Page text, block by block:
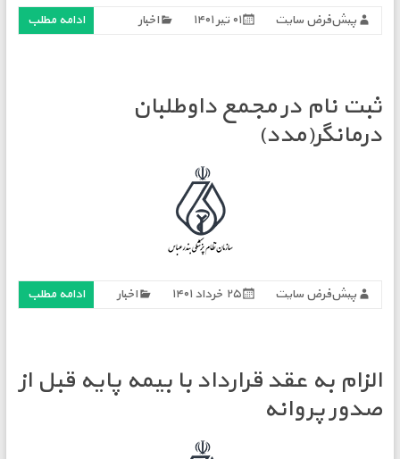
پیش‌فرض سایت ۰۱ تیر ۱۴۰۱ اخبار ادامه مطلب
ثبت نام در مجمع داوطلبان
درمانگر(مدد)
پیش‌فرض سایت ۲۵ خرداد ۱۴۰۱ اخبار ادامه مطلب
الزام به عقد قرارداد با بیمه پایه قبل از
صدور پروانه